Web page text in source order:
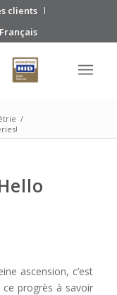
clients
Français
/
ascension, c’est
ce progrès à savoir